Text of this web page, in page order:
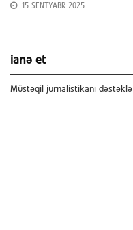
15 SENTYABR 2025
ianə et
Müstəqil jurnalistikanı dəstəklə